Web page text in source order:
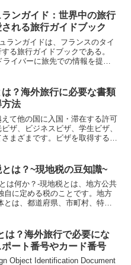
そのため、海外旅行に行く前
。ROEが低いと、日本円を現
本円が必要になります。逆に、
換する際に、より少ない日本
用に大きな影響を与えるた
。- ROEの変動要因ROEは、さ
は売られやすくなります。する
安くなります。逆に、経済情
れやすくなります。すると、
なります。政治情勢が不安定
くなります。すると、ROEが
す。逆に、政治情勢が安定する
が下落して、その国の通貨
ると、その国の通貨は売られや
して、その国の通貨は安くなり
ランガイド：世界中の旅行
れる旅行ガイドブック
ランガイドは、フランスのタイ
る旅行ガイドブックである。
イバーに旅先での情報を提供
その厳格な評価基準にある。各
調査員によって匿名で訪問さ
とに評価される。評価は星の数
星を獲得したレストランは、世
シュランガイドは、その権威あ
ている。また、美食家やレスト
し、ミシュランガイドには批判
意見や、掲載料を支払えば評価
ている。また、ミシュランガイ
有名店に偏りがちであり、庶民
う批判もある。こうした批判は
いる。
は？海外旅行に必要な書類
方法
て他の国に入国・滞在する許可
ザ、ビジネスビザ、学生ビザ、
まざまです。ビザを取得するに
が必要な国は、世界には100カ
入国できる国は、約60カ国で
、ビザを取得する必要がありま
スビザ、学生ビザ、ワーキング
。ビザの申請方法ビザの申請方
ビザの申請には、時間がかかる
ことが大切です。ビザの種類ビ
、学生ビザ、ワーキングビザな
ビザは、観光目的で入国する人
は？~現地税の豆知識~
は何か？-現地税とは、地方公共
自に定める税のことです。地方
とは、都道府県、市町村、特別
対して現地税を課しています。
は、住民税、事業税、固定資産
車税、軽自動車税、たばこ税、
ソリン税、入湯税、宿泊税な
は？海外旅行で必要にな
ポート番号やカード番号
Object Identification Document